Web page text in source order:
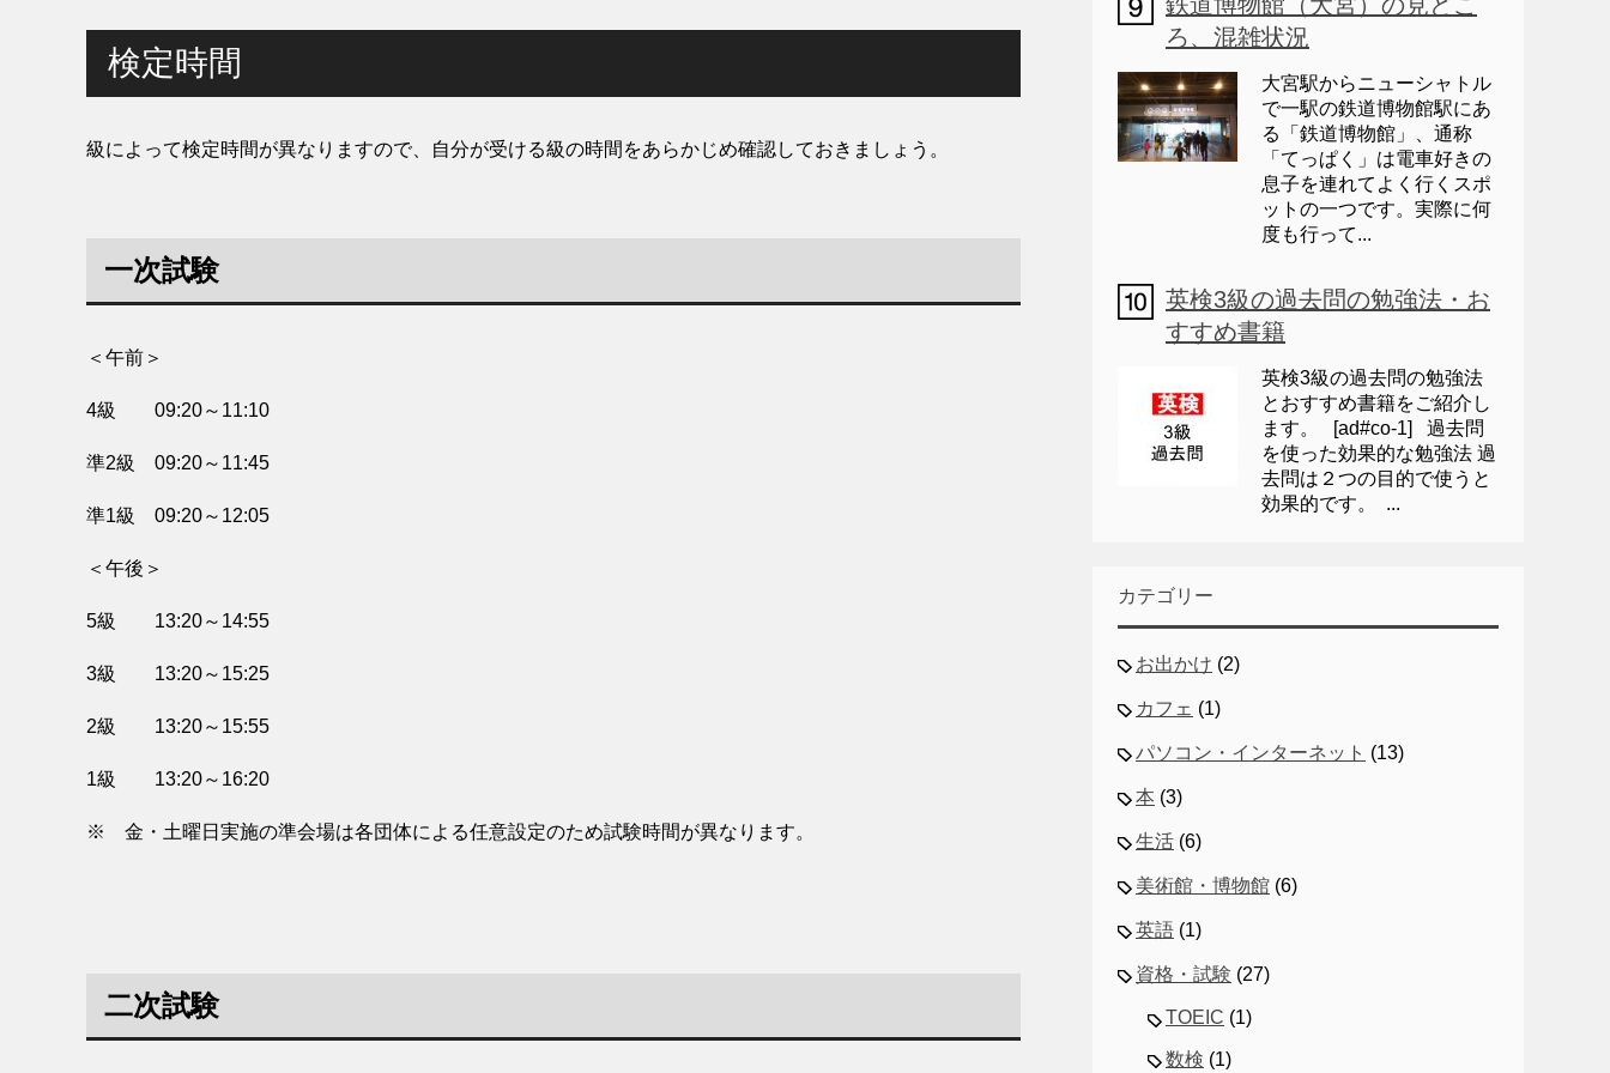
検定時間
級によって検定時間が異なりますので、自分が受ける級の時間をあらかじめ確認しておきましょう。
一次試験
＜午前＞
4級 09:20～11:10
準2級 09:20～11:45
準1級 09:20～12:05
＜午後＞
5級 13:20～14:55
3級 13:20～15:25
2級 13:20～15:55
1級 13:20～16:20
※ 金・土曜日実施の準会場は各団体による任意設定のため試験時間が異なります。
二次試験
ろ、混雑状況
大宮駅からニューシャトル
で一駅の鉄道博物館駅にあ
る「鉄道博物館」、通称
「てっぱく」は電車好きの
息子を連れてよく行くスポ
ットの一つです。実際に何
度も行って...
英検3級の過去問の勉強法・お
すすめ書籍
英検3級の過去問の勉強法
とおすすめ書籍をご紹介し
ます。 [ad#co-1] 過去問
を使った効果的な勉強法 過
去問は２つの目的で使うと
効果的です。 ...
カテゴリー
お出かけ (2)
カフェ (1)
パソコン・インターネット (13)
本 (3)
生活 (6)
美術館・博物館 (6)
英語 (1)
資格・試験 (27)
TOEIC (1)
数検 (1)